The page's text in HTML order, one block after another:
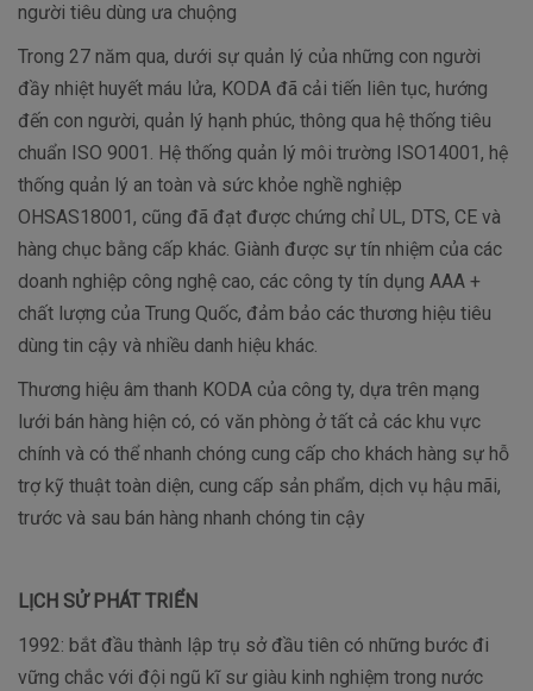
người tiêu dùng ưa chuộng
Trong 27 năm qua, dưới sự quản lý của những con người
đầy nhiệt huyết máu lửa, KODA đã cải tiến liên tục, hướng
đến con người, quản lý hạnh phúc, thông qua hệ thống tiêu
chuẩn ISO 9001. Hệ thống quản lý môi trường ISO14001, hệ
thống quản lý an toàn và sức khỏe nghề nghiệp
OHSAS18001, cũng đã đạt được chứng chỉ UL, DTS, CE và
hàng chục bằng cấp khác. Giành được sự tín nhiệm của các
doanh nghiệp công nghệ cao, các công ty tín dụng AAA +
chất lượng của Trung Quốc, đảm bảo các thương hiệu tiêu
dùng tin cậy và nhiều danh hiệu khác.
Thương hiệu âm thanh KODA của công ty, dựa trên mạng
lưới bán hàng hiện có, có văn phòng ở tất cả các khu vực
chính và có thể nhanh chóng cung cấp cho khách hàng sự hỗ
trợ kỹ thuật toàn diện, cung cấp sản phẩm, dịch vụ hậu mãi,
trước và sau bán hàng nhanh chóng tin cậy
LỊCH SỬ PHÁT TRIỂN
1992: bắt đầu thành lập trụ sở đầu tiên có những bước đi
vững chắc với đội ngũ kĩ sư giàu kinh nghiệm trong nước